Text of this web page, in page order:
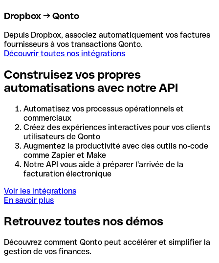
Dropbox → Qonto
Depuis Dropbox, associez automatiquement vos factures
fournisseurs à vos transactions Qonto.
Découvrir toutes nos intégrations
Construisez vos propres
automatisations avec notre API
Automatisez vos processus opérationnels et
commerciaux
Créez des expériences interactives pour vos clients
utilisateurs de Qonto
Augmentez la productivité avec des outils no-code
comme Zapier et Make
Notre API vous aide à préparer l'arrivée de la
facturation électronique
Voir les intégrations
En savoir plus
Retrouvez toutes nos démos
Découvrez comment Qonto peut accélérer et simplifier la
gestion de vos finances.